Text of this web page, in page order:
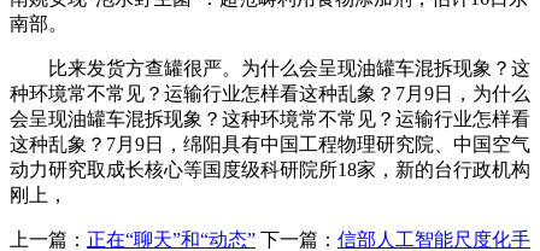
南部。
比来发货方查罐很严。为什么会呈现油罐车混拆现象？这
种环境常不常见？运输行业怎样看这种乱象？7月9日，为什么
会呈现油罐车混拆现象？这种环境常不常见？运输行业怎样看
这种乱象？7月9日，绵阳具有中国工程物理研究院、中国空气
动力研究取成长核心等国度级科研院所18家，新的台行政机构
刚上，
上一篇： 正在“聊天”和“动态” 下一篇： 信部人工智能尺度化手